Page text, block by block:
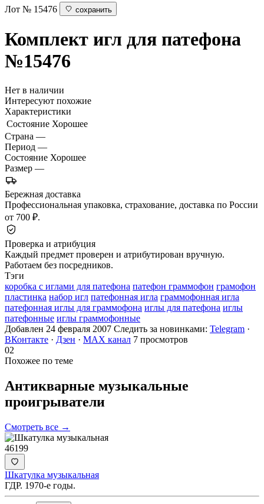
Лот № 15476 сохранить
Комплект игл для патефона
№15476
Нет в наличии
Интересуют похожие
Характеристики
Состояние Хорошее
Страна —
Период —
Состояние Хорошее
Размер —
Бережная доставка
Профессиональная упаковка, страхование, доставка по России
от 700 ₽.
Проверка и атрибуция
Каждый предмет проверен и атрибутирован вручную.
Работаем без посредников.
Тэги
коробка с иглами для патефона патефон граммофон грамофон
пластинка набор игл патефонная игла граммофонная игла
патефонная иглы для граммофона иглы для патефона иглы
патефонные иглы граммофонные
Добавлен 24 февраля 2007 Следить за новинками: Telegram ·
ВКонтакте · Дзен · MAX канал 7 просмотров
02
Похожее по теме
Антикварные музыкальные
проигрыватели
Смотреть все →
46199
Шкатулка музыкальная
ГДР. 1970-е годы.